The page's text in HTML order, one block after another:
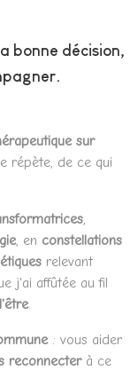
bonne décision,
sur
répète, de ce qui
,
, en constellations
relevant
j'ai affûtée au fil
.
: vous aider
reconnecter à ce